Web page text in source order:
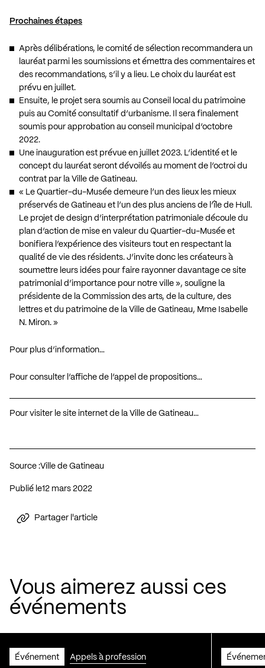
Prochaines étapes
Après délibérations, le comité de sélection recommandera un
lauréat parmi les soumissions et émettra des commentaires et
des recommandations, s’il y a lieu. Le choix du lauréat est
prévu en juillet.
Ensuite, le projet sera soumis au Conseil local du patrimoine
puis au Comité consultatif d’urbanisme. Il sera finalement
soumis pour approbation au conseil municipal d’octobre
2022.
Une inauguration est prévue en juillet 2023. L’identité et le
concept du lauréat seront dévoilés au moment de l’octroi du
contrat par la Ville de Gatineau.
« Le Quartier-du-Musée demeure l’un des lieux les mieux
préservés de Gatineau et l’un des plus anciens de l’île de Hull.
Le projet de design d’interprétation patrimoniale découle du
plan d’action de mise en valeur du Quartier-du-Musée et
bonifiera l’expérience des visiteurs tout en respectant la
qualité de vie des résidents. J’invite donc les créateurs à
soumettre leurs idées pour faire rayonner davantage ce site
patrimonial d’importance pour notre ville », souligne la
présidente de la Commission des arts, de la culture, des
lettres et du patrimoine de la Ville de Gatineau, Mme Isabelle
N. Miron. »
Pour plus d’information…
Pour consulter l’affiche de l’appel de propositions…
Pour visiter le site internet de la Ville de Gatineau…
Source :Ville de Gatineau
Publié le 12 mars 2022
Partager l'article
Vous aimerez aussi ces
événements
Événement Appels à profession